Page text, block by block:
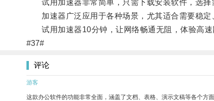
试用加速器非常简单，只需下载安装软件，选择
加速器广泛应用于各种场景，尤其适合需要稳定
试用加速器10分钟，让网络畅通无阻，体验高速
#37#
评论
游客
这款办公软件的功能非常全面，涵盖了文档、表格、演示文稿等各个方